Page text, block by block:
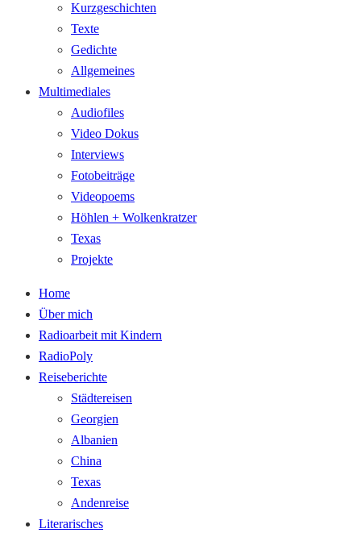
Kurzgeschichten
Texte
Gedichte
Allgemeines
Multimediales
Audiofiles
Video Dokus
Interviews
Fotobeiträge
Videopoems
Höhlen + Wolkenkratzer
Texas
Projekte
Home
Über mich
Radioarbeit mit Kindern
RadioPoly
Reiseberichte
Städtereisen
Georgien
Albanien
China
Texas
Andenreise
Literarisches